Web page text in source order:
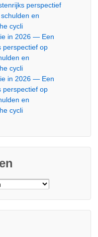
perspectief
en
cycli
in 2026 — Een
perspectief op
en
cycli
in 2026 — Een
perspectief op
en
cycli